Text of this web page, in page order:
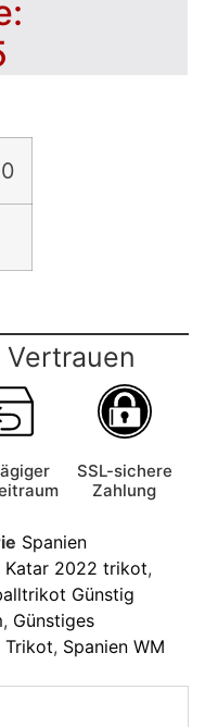
Vertrauen
SSL-sichere
Zahlung
Spanien
Katar 2022 trikot,
Günstig
, Günstiges
Trikot, Spanien WM